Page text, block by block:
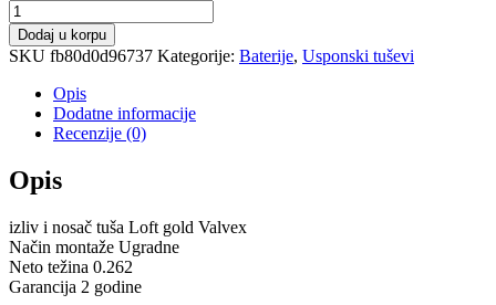
Dodaj u korpu
SKU fb80d0d96737 Kategorije: Baterije, Usponski tuševi
Opis
Dodatne informacije
Recenzije (0)
Opis
izliv i nosač tuša Loft gold Valvex
Način montaže Ugradne
Neto težina 0.262
Garancija 2 godine